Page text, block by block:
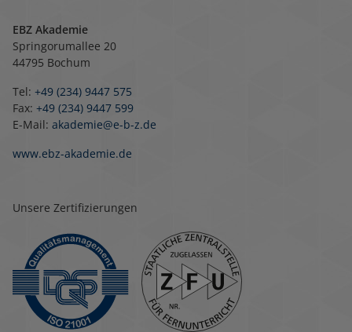
EBZ Akademie
Springorumallee 20
44795 Bochum
Tel: +49 (234) 9447 575
Fax: +49 (234) 9447 599
E-Mail: akademie@e-b-z.de
www.ebz-akademie.de
Unsere Zertifizierungen